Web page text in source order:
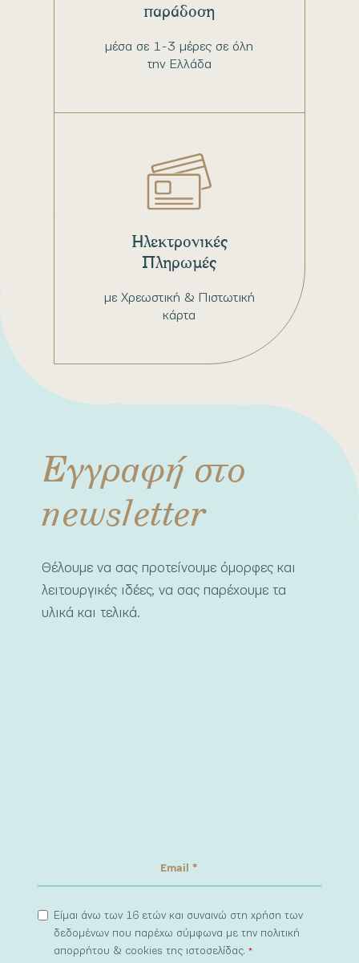
μέσα σε 1-3 μέρες σε όλη
την Ελλάδα
παράδοση
με Χρεωστική & Πιστωτική
κάρτα
Ηλεκτρονικές
Πληρωμές
Εγγραφή στο
newsletter
Θέλουμε να σας προτείνουμε όμορφες και
λειτουργικές ιδέες, να σας παρέχουμε τα
υλικά και τελικά.
Είμαι άνω των 16 ετών και συναινώ στη χρήση των
δεδομένων που παρέχω σύμφωνα με την πολιτική
απορρήτου & cookies της ιστοσελίδας.*